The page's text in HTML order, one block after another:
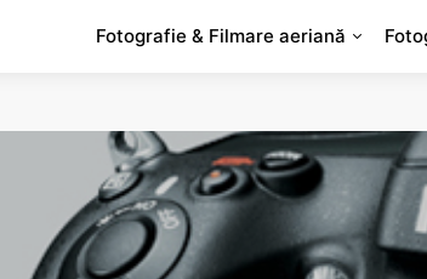
Fotografie & Filmare aeriană